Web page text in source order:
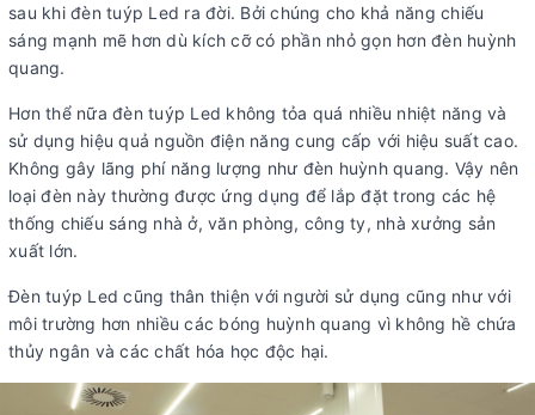
sau khi đèn tuýp Led ra đời. Bởi chúng cho khả năng chiếu
sáng mạnh mẽ hơn dù kích cỡ có phần nhỏ gọn hơn đèn huỳnh
quang.
Hơn thể nữa đèn tuýp Led không tỏa quá nhiều nhiệt năng và
sử dụng hiệu quả nguồn điện năng cung cấp với hiệu suất cao.
Không gây lãng phí năng lượng như đèn huỳnh quang. Vậy nên
loại đèn này thường được ứng dụng để lắp đặt trong các hệ
thống chiếu sáng nhà ở, văn phòng, công ty, nhà xưởng sản
xuất lớn.
Đèn tuýp Led cũng thân thiện với người sử dụng cũng như với
môi trường hơn nhiều các bóng huỳnh quang vì không hề chứa
thủy ngân và các chất hóa học độc hại.